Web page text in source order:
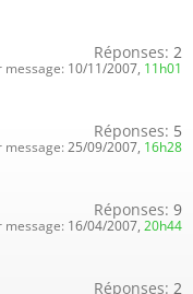
Réponses: 2
message: 10/11/2007, 11h01
Réponses: 5
message: 25/09/2007, 16h28
Réponses: 9
message: 16/04/2007, 20h44
Réponses: 2